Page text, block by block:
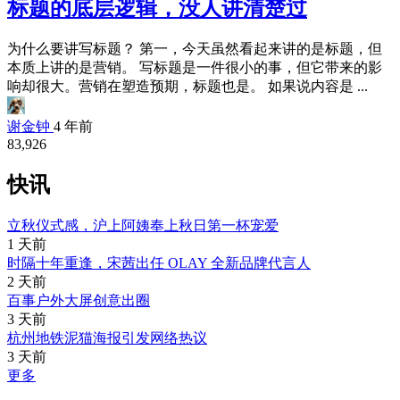
标题的底层逻辑，没人讲清楚过
为什么要讲写标题？ 第一，今天虽然看起来讲的是标题，但
本质上讲的是营销。 写标题是一件很小的事，但它带来的影
响却很大。营销在塑造预期，标题也是。 如果说内容是 ...
谢金钟 4 年前
83,926
快讯
立秋仪式感，沪上阿姨奉上秋日第一杯宠爱
1 天前
时隔十年重逢，宋茜出任 OLAY 全新品牌代言人
2 天前
百事户外大屏创意出圈
3 天前
杭州地铁泥猫海报引发网络热议
3 天前
更多